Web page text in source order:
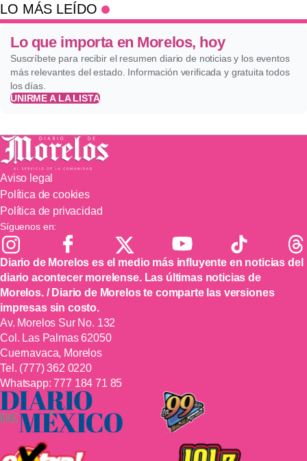
LO MÁS LEÍDO
Lo que importa en Morelos, hoy
Suscríbete para recibir el resumen diario de noticias y los eventos
más relevantes del estado. Información verificada y gratuita todos
los días.
UNIRME A LA LISTA
Aviso legal
Política de cookies
Política de privacidad
Síguenos en:
Diario de Morelos es el medio más influyente en noticias del
diario acontecer morelense. Las últimas noticias de
Morelos. / Diario de Morelos te comparte las versiones
impresas sin costo.
Av. Morelos Sur No. 132
Col. Las Palmas 62050
Cuernavaca, Morelos
Tel. (777) 362 0220
Whatsapp:777 184 71 85